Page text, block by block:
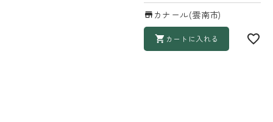
カナール(雲南市)
カートに入れる